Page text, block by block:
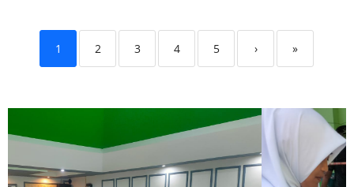
1 2 3 4 5 › »